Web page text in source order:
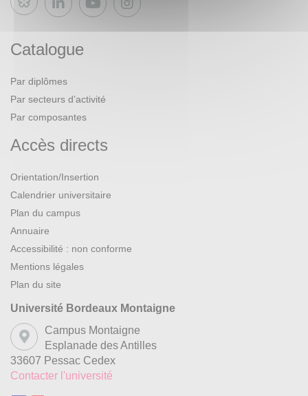
Bluesky
Catalogue
Par diplômes
Par secteurs d’activité
Par composantes
Accès directs
Orientation/Insertion
Calendrier universitaire
Plan du campus
Annuaire
Accessibilité : non conforme
Mentions légales
Plan du site
Université Bordeaux Montaigne
Campus Montaigne
Esplanade des Antilles
33607 Pessac Cedex
Contacter l'université